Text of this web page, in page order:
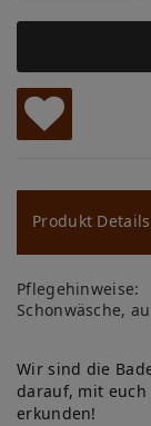
W
u
ns
ch
lis
te
Produkt Details
Pflegehinweise:
Schonwäsche,
Wir sind die
darauf, mit
erkunden!